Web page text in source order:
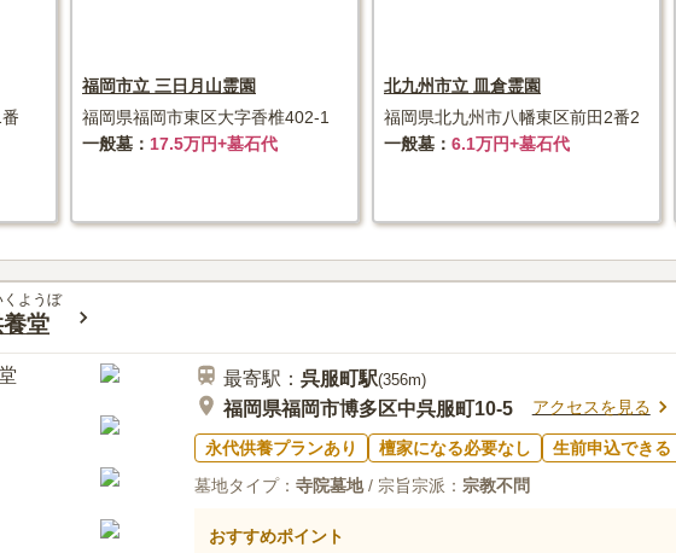
福岡市立 三日月山霊園
福岡県福岡市東区大字香椎402-1
一般墓
17.5万円+墓石代
北九州市立 皿倉霊園
福岡県北九州市八幡東区前田2番2
一般墓
6.1万円+墓石代
くようぼ
堂
最寄駅： 呉服町駅(356m)
福岡県福岡市博多区中呉服町10-5 アクセスを見る
永代供養プランあり 檀家になる必要なし
生前申込できる
墓地タイプ： 寺院墓地/ 宗旨宗派： 宗教不問
おすすめポイント